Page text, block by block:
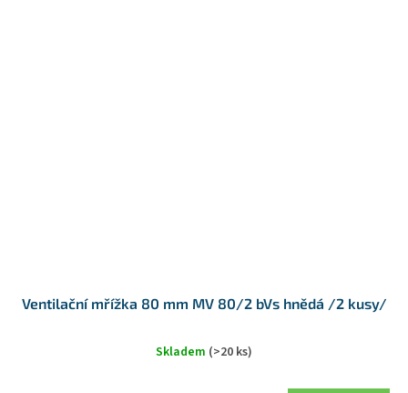
Ventilační mřížka 80 mm MV 80/2 bVs hnědá /2 kusy/
Skladem (>20 ks)